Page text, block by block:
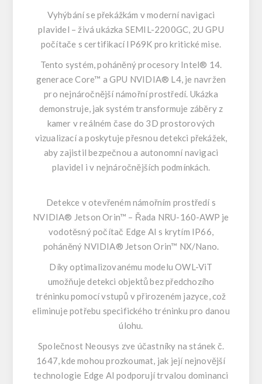
Vyhýbání se překážkám v moderní navigaci
plavidel – živá ukázka SEMIL-2200GC, 2U GPU
počítače s certifikací IP69K pro kritické mise.
Tento systém, poháněný procesory Intel® 14.
generace Core™ a GPU NVIDIA® L4, je navržen
pro nejnáročnější námořní prostředí. Ukázka
demonstruje, jak systém transformuje záběry z
kamer v reálném čase do 3D prostorových
vizualizací a poskytuje přesnou detekci překážek,
aby zajistil bezpečnou a autonomní navigaci
plavidel i v nejnáročnějších podmínkách.
Detekce v otevřeném námořním prostředí s
NVIDIA® Jetson Orin™ – Řada NRU-160-AWP je
vodotěsný počítač Edge AI s krytím IP66,
poháněný NVIDIA® Jetson Orin™ NX/Nano.
Díky optimalizovanému modelu OWL-ViT
umožňuje detekci objektů bez předchozího
tréninku pomocí vstupů v přirozeném jazyce, což
eliminuje potřebu specifického tréninku pro danou
úlohu.
Společnost Neousys zve účastníky na stánek č.
1647, kde mohou prozkoumat, jak její nejnovější
technologie Edge AI podporují trvalou dominanci